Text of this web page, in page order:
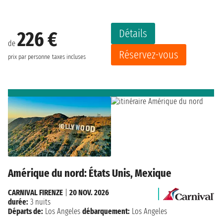
de 226 €
prix par personne taxes incluses
Détails
Réservez-vous
Amérique du nord: États Unis, Mexique
CARNIVAL FIRENZE
20 NOV. 2026
durée: 3 nuits
Départs de: Los Angeles débarquement: Los Angeles